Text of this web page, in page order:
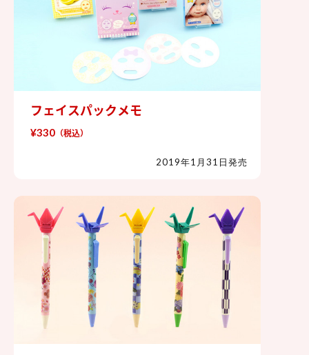
フェイスパックメモ
フェイスパックメモ
¥330 （税込）
2019年1月31日発売